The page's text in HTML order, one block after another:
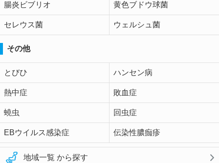
腸炎ビブリオ 黄色ブドウ球菌
セレウス菌 ウェルシュ菌
その他
とびひ ハンセン病
熱中症 敗血症
蟯虫 回虫症
EBウイルス感染症 伝染性膿痂疹
地域一覧 から探す